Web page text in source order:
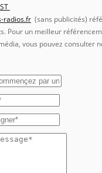
radios.fr (sans publicités)
Pour un meilleur
vous pouvez consulter